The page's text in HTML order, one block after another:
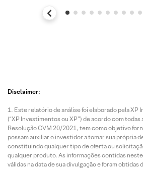
Disclaimer:
Este relatório de análise foi elaborado pela XP
(“XP Investimentos ou XP”) de acordo com
Resolução CVM 20/2021, tem como objetivo
possam auxiliar o investidor a tomar sua própria
constituindo qualquer tipo de oferta ou
qualquer produto. As informações contidas
válidas na data de sua divulgação e foram obtidas